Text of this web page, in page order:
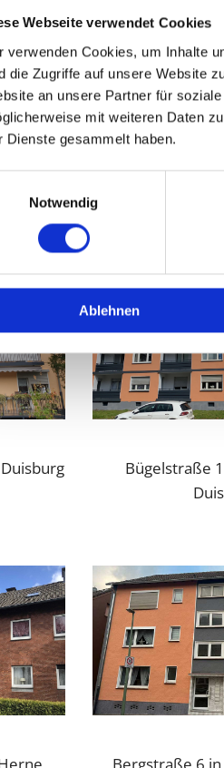
Webseite verwendet Cookies
verwenden Cookies, um Inhalte
die Zugriffe auf unsere Website
an unsere Partner für
mit weiteren Daten
Dienste gesammelt haben.
Notwendig
Ablehnen
Aktuell
Bügelstraße